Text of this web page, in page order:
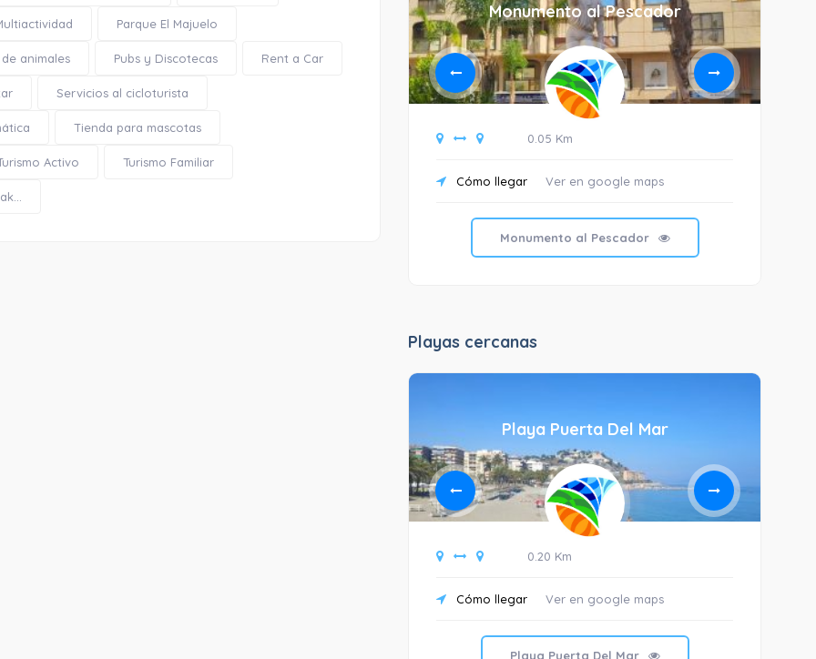
Parque El Majuelo
animales Pubs y Discotecas Rent a Car
Servicios al cicloturista
Tienda para mascotas
Activo Turismo Familiar
Monumento al Pescador
0.05 Km
Cómo llegar Ver en google maps
Monumento al Pescador
Playas cercanas
Playa Puerta Del Mar
0.20 Km
Cómo llegar Ver en google maps
Playa Puerta Del Mar